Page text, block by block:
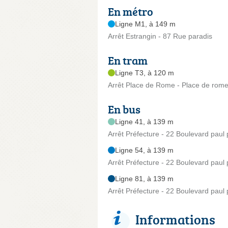
En métro
Ligne M1, à 149 m
Arrêt Estrangin - 87 Rue paradis
En tram
Ligne T3, à 120 m
Arrêt Place de Rome - Place de rome
En bus
Ligne 41, à 139 m
Arrêt Préfecture - 22 Boulevard paul
Ligne 54, à 139 m
Arrêt Préfecture - 22 Boulevard paul
Ligne 81, à 139 m
Arrêt Préfecture - 22 Boulevard paul
Informations